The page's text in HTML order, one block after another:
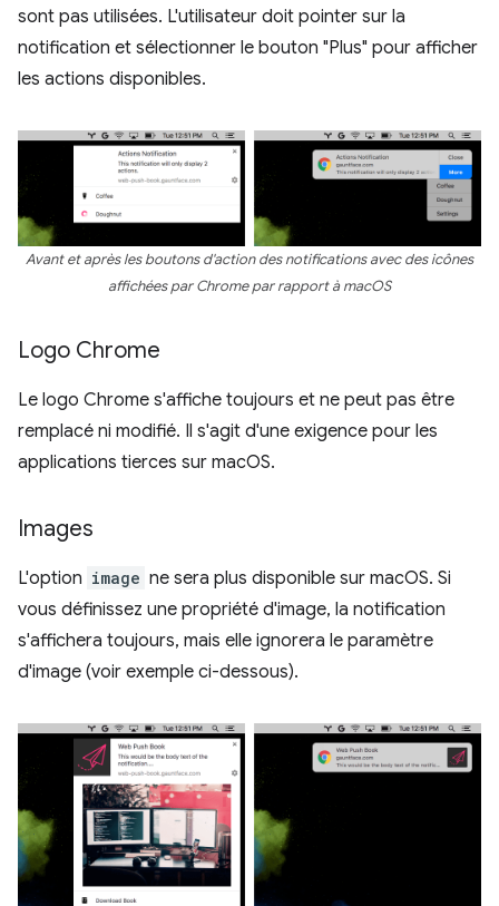
sont pas utilisées. L'utilisateur doit pointer sur la
notification et sélectionner le bouton "Plus" pour afficher
les actions disponibles.
Avant et après les boutons d'action des notifications avec des icônes
affichées par Chrome par rapport à macOS
Logo Chrome
Le logo Chrome s'affiche toujours et ne peut pas être
remplacé ni modifié. Il s'agit d'une exigence pour les
applications tierces sur macOS.
Images
L'option image ne sera plus disponible sur macOS. Si
vous définissez une propriété d'image, la notification
s'affichera toujours, mais elle ignorera le paramètre
d'image (voir exemple ci-dessous).